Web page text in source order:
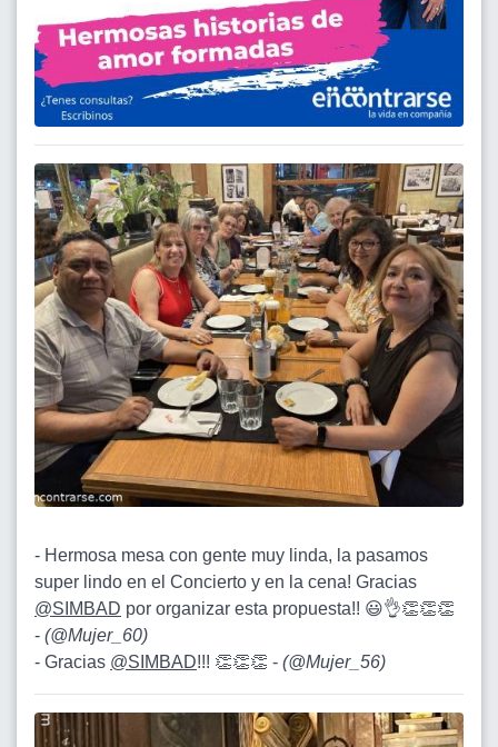
- Hermosa mesa con gente muy linda, la pasamos
super lindo en el Concierto y en la cena! Gracias
@SIMBAD por organizar esta propuesta!! 😃👌👏👏👏
- (@Mujer_60)
- Gracias @SIMBAD!!! 👏👏👏 - (@Mujer_56)